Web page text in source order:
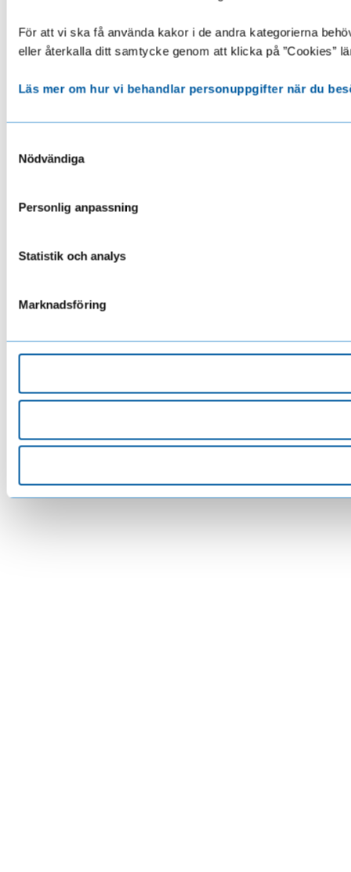
För att vi ska få använda kakor i de andra kategorierna
eller återkalla ditt samtycke genom att klicka på ”Cookies”
Läs mer om hur vi behandlar personuppgifter när du
Nödvändiga
Personlig anpassning
Statistik och analys
Marknadsföring